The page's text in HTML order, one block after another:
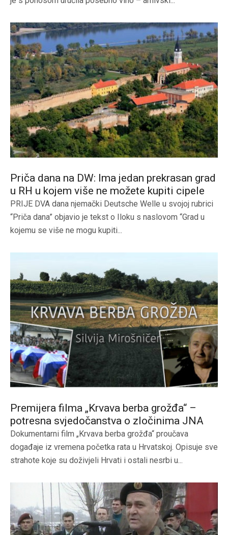
Priča dana na DW: Ima jedan prekrasan grad
u RH u kojem više ne možete kupiti cipele
PRIJE DVA dana njemački Deutsche Welle u svojoj rubrici
“Priča dana” objavio je tekst o Iloku s naslovom “Grad u
kojemu se više ne mogu kupiti...
Premijera filma „Krvava berba grožđa“ –
potresna svjedočanstva o zločinima JNA
Dokumentarni film „Krvava berba grožđa“ proučava
događaje iz vremena početka rata u Hrvatskoj. Opisuje sve
strahote koje su doživjeli Hrvati i ostali nesrbi u...